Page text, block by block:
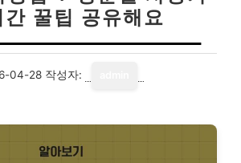
간 꿀팁 공유해요
04-28 작성자: